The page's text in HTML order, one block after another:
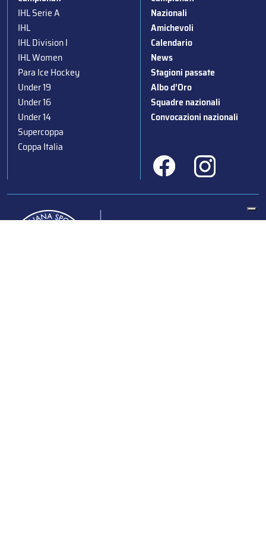
IHL Serie A
IHL
IHL Division I
IHL Women
Para Ice Hockey
Under 19
Under 16
Under 14
Supercoppa
Coppa Italia
Nazionali
Amichevoli
Calendario
News
Stagioni passate
Albo d’Oro
Squadre nazionali
Convocazioni nazionali